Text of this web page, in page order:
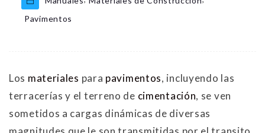
Pavimentos
Los materiales para pavimentos, incluyendo las
terracerías y el terreno de cimentación, se ven
sometidos a cargas dinámicas de diversas